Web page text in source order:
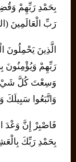
بِحَمْدِ رَبِّهِمْ
رَبِّ الْعَالَمِينَ
الَّذِينَ
رَبِّهِمْ وَيُؤْمِنُونَ
وَسِعْتَ كُلَّ شَيْءٍ
وَاتَّبَعُوا سَبِيلَكَ
فَاصْبِرْ إِنَّ وَعْدَ
بِحَمْدِ رَبِّكَ